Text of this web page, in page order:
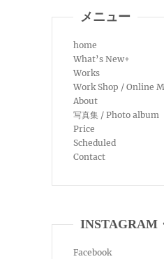
メニュー
home
What’s New+
Works
Work Shop / Online
About
写真集 / Photo album
Price
Scheduled
Contact
INSTAGRAM
Facebook